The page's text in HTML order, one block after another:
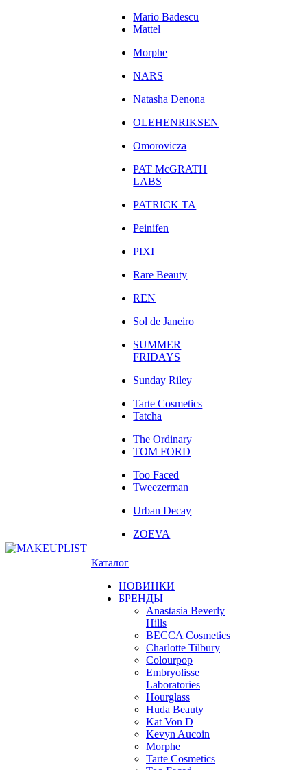
Mario Badescu
Mattel
Morphe
NARS
Natasha Denona
OLEHENRIKSEN
Omorovicza
PAT McGRATH
LABS
PATRICK TA
Peinifen
PIXI
Rare Beauty
REN
Sol de Janeiro
SUMMER
FRIDAYS
Sunday Riley
Tarte Cosmetics
Tatcha
The Ordinary
TOM FORD
Too Faced
Tweezerman
Urban Decay
ZOEVA
Каталог
НОВИНКИ
БРЕНДЫ
Anastasia Beverly
Hills
BECCA Cosmetics
Charlotte Tilbury
Colourpop
Embryolisse
Laboratories
Hourglass
Huda Beauty
Kat Von D
Kevyn Aucoin
Morphe
Tarte Cosmetics